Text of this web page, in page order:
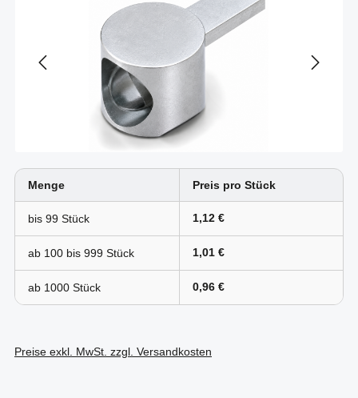
Menge Preis pro Stück
bis 99 1,12 €
ab 100 bis 999 1,01 €
ab 1000 0,96 €
Preise exkl. MwSt. zzgl. Versandkosten